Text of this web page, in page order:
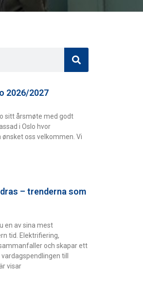
2026/2027
sitt årsmøte med godt
i Oslo hvor
oss velkommen. Vi
– trenderna som
en av sina mest
tid. Elektrifiering,
och skapar ett
till
visar